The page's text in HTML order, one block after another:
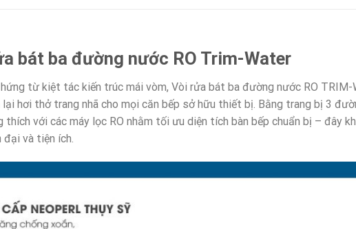
bát ba đường nước RO Trim-Water
từ kiệt tác kiến trúc mái vòm, Vòi rửa bát ba đường nước RO TRIM-
lại hơi thở trang nhã cho mọi căn bếp sở hữu thiết bị. Bằng trang bị 3
thích với các máy lọc RO nhằm tối ưu diện tích bàn bếp chuẩn bị – đây
đại và tiện ích.